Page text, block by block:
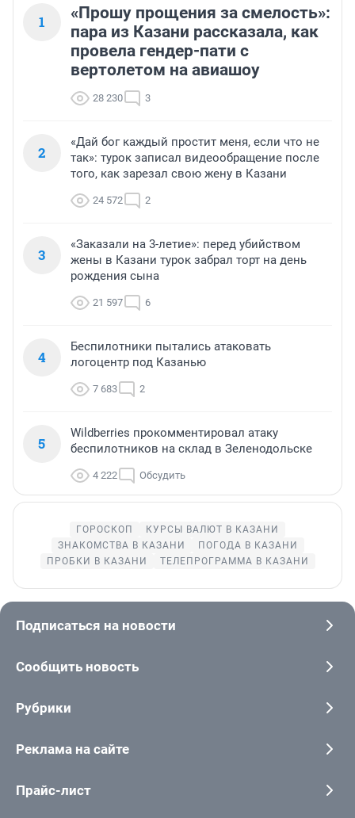
1
«Прошу прощения за смелость»:
пара из Казани рассказала, как
провела гендер-пати с
вертолетом на авиашоу
28 230 3
2
«Дай бог каждый простит меня, если что не
так»: турок записал видеообращение после
того, как зарезал свою жену в Казани
24 572 2
3
«Заказали на 3-летие»: перед убийством
жены в Казани турок забрал торт на день
рождения сына
21 597 6
4
Беспилотники пытались атаковать
логоцентр под Казанью
7 683 2
5
Wildberries прокомментировал атаку
беспилотников на склад в Зеленодольске
4 222 Обсудить
ГОРОСКОП
КУРСЫ ВАЛЮТ В КАЗАНИ
ЗНАКОМСТВА В КАЗАНИ
ПОГОДА В КАЗАНИ
ПРОБКИ В КАЗАНИ
ТЕЛЕПРОГРАММА В КАЗАНИ
Подписаться на новости
Сообщить новость
Рубрики
Реклама на сайте
Прайс-лист